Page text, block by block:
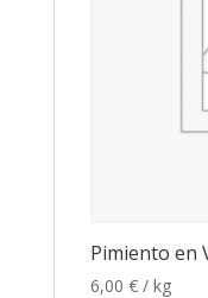
Pimiento en
6,00 € / kg